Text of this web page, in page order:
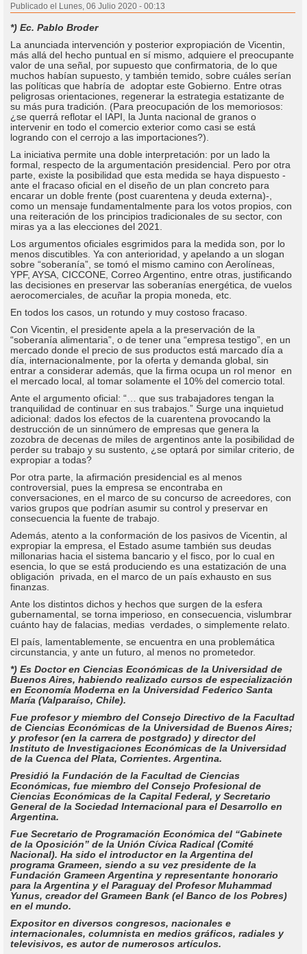
Publicado el Lunes, 06 Julio 2020 - 00:13
*) Ec. Pablo Broder
La anunciada intervención y posterior expropiación de Vicentin,
más allá del hecho puntual en sí mismo, adquiere el preocupante
valor de una señal, por supuesto que confirmatoria, de lo que
muchos habían supuesto, y también temido, sobre cuáles serían
las políticas que habría de adoptar este Gobierno. Entre otras
peligrosas orientaciones, regenerar la estrategia estatizante de
su más pura tradición. (Para preocupación de los memoriosos:
¿se querrá reflotar el IAPI, la Junta nacional de granos o
intervenir en todo el comercio exterior como casi se está
logrando con el cerrojo a las importaciones?).
La iniciativa permite una doble interpretación: por un lado la
formal, respecto de la argumentación presidencial. Pero por otra
parte, existe la posibilidad que esta medida se haya dispuesto -
ante el fracaso oficial en el diseño de un plan concreto para
encarar un doble frente (post cuarentena y deuda externa)-,
como un mensaje fundamentalmente para los votos propios, con
una reiteración de los principios tradicionales de su sector, con
miras ya a las elecciones del 2021.
Los argumentos oficiales esgrimidos para la medida son, por lo
menos discutibles. Ya con anterioridad, y apelando a un slogan
sobre “soberanía”, se tomó el mismo camino con Aerolíneas,
YPF, AYSA, CICCONE, Correo Argentino, entre otras, justificando
las decisiones en preservar las soberanías energética, de vuelos
aerocomerciales, de acuñar la propia moneda, etc.
En todos los casos, un rotundo y muy costoso fracaso.
Con Vicentin, el presidente apela a la preservación de la
“soberanía alimentaria”, o de tener una “empresa testigo”, en un
mercado donde el precio de sus productos está marcado día a
día, internacionalmente, por la oferta y demanda global, sin
entrar a considerar además, que la firma ocupa un rol menor en
el mercado local, al tomar solamente el 10% del comercio total.
Ante el argumento oficial: “… que sus trabajadores tengan la
tranquilidad de continuar en sus trabajos.” Surge una inquietud
adicional: dados los efectos de la cuarentena provocando la
destrucción de un sinnúmero de empresas que genera la
zozobra de decenas de miles de argentinos ante la posibilidad de
perder su trabajo y su sustento, ¿se optará por similar criterio, de
expropiar a todas?
Por otra parte, la afirmación presidencial es al menos
controversial, pues la empresa se encontraba en
conversaciones, en el marco de su concurso de acreedores, con
varios grupos que podrían asumir su control y preservar en
consecuencia la fuente de trabajo.
Además, atento a la conformación de los pasivos de Vicentin, al
expropiar la empresa, el Estado asume también sus deudas
millonarias hacia el sistema bancario y el fisco, por lo cual en
esencia, lo que se está produciendo es una estatización de una
obligación privada, en el marco de un país exhausto en sus
finanzas.
Ante los distintos dichos y hechos que surgen de la esfera
gubernamental, se torna imperioso, en consecuencia, vislumbrar
cuánto hay de falacias, medias verdades, o simplemente relato.
El país, lamentablemente, se encuentra en una problemática
circunstancia, y ante un futuro, al menos no prometedor.
*) Es Doctor en Ciencias Económicas de la Universidad de
Buenos Aires, habiendo realizado cursos de especialización
en Economía Moderna en la Universidad Federico Santa
María (Valparaíso, Chile).
Fue profesor y miembro del Consejo Directivo de la Facultad
de Ciencias Económicas de la Universidad de Buenos Aires;
y profesor (en la carrera de postgrado) y director del
Instituto de Investigaciones Económicas de la Universidad
de la Cuenca del Plata, Corrientes. Argentina.
Presidió la Fundación de la Facultad de Ciencias
Económicas, fue miembro del Consejo Profesional de
Ciencias Económicas de la Capital Federal, y Secretario
General de la Sociedad Internacional para el Desarrollo en
Argentina.
Fue Secretario de Programación Económica del “Gabinete
de la Oposición” de la Unión Cívica Radical (Comité
Nacional). Ha sido el introductor en la Argentina del
programa Grameen, siendo a su vez presidente de la
Fundación Grameen Argentina y representante honorario
para la Argentina y el Paraguay del Profesor Muhammad
Yunus, creador del Grameen Bank (el Banco de los Pobres)
en el mundo.
Expositor en diversos congresos, nacionales e
internacionales, columnista en medios gráficos, radiales y
televisivos, es autor de numerosos artículos.